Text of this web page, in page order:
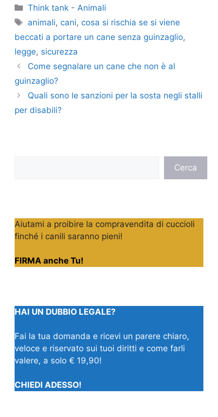
Categorie
Think tank - Animali
Tag
animali, cani, cosa si rischia se si viene
beccati a portare un cane senza guinzaglio,
legge, sicurezza
Come segnalare un cane che non è al
guinzaglio?
Quali sono le sanzioni per la sosta negli stalli
per disabili?
Cerca
Aiutami a proibire la compravendita di cuccioli
finché i canili saranno pieni!
FIRMA anche Tu!
HAI UN DUBBIO LEGALE?
Fai la tua domanda e ricevi un parere chiaro,
veloce e riservato sui tuoi diritti e come farli
valere, a solo € 19,90!
CHIEDI ADESSO!